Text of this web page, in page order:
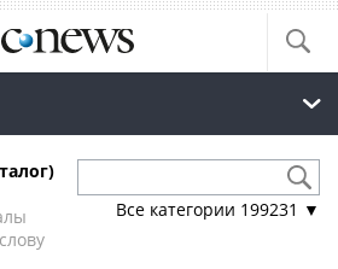
Все категории 199231 ▼